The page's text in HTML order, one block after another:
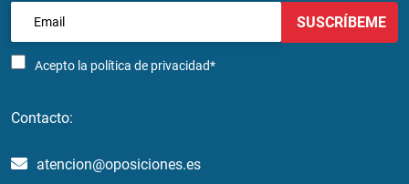
Acepto la política de privacidad*
SUSCRÍBEME
Contacto:
atencion@oposiciones.es